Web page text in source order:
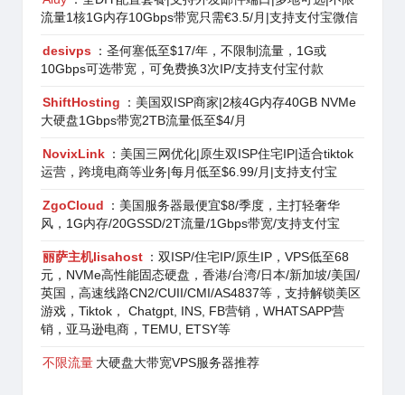
流量1核1G内存10Gbps带宽只需€3.5/月|支持支付宝微信
desivps
：圣何塞低至$17/年，不限制流量，1G或
10Gbps可选带宽，可免费换3次IP/支持支付宝付款
ShiftHosting
：美国双ISP商家|2核4G内存40GB NVMe
大硬盘1Gbps带宽2TB流量低至$4/月
NovixLink ：美国三网优化|原生双ISP住宅IP|适合tiktok
运营，跨境电商等业务|每月低至$6.99/月|支持支付宝
ZgoCloud
：美国服务器最便宜$8/季度，主打轻奢华
风，1G内存/20GSSD/2T流量/1Gbps带宽/支持支付宝
丽萨主机lisahost ：双ISP/住宅IP/原生IP，VPS低至68
元，NVMe高性能固态硬盘，香港/台湾/日本/新加坡/美国/
英国，高速线路CN2/CUII/CMI/AS4837等，支持解锁美区
游戏，Tiktok， Chatgpt, INS, FB营销，WHATSAPP营
销，亚马逊电商，TEMU, ETSY等
不限流量 大硬盘大带宽VPS服务器推荐